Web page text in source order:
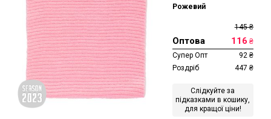
Рожевий
145 ₴
Оптова 116 ₴
Супер Опт
92 ₴
Роздріб
447 ₴
Слідкуйте за
підказками в кошику,
для кращої ціни!